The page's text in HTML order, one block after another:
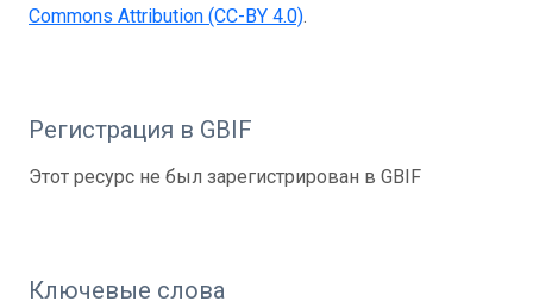
Commons Attribution (CC-BY 4.0).
Регистрация в GBIF
Этот ресурс не был зарегистрирован в GBIF
Ключевые слова